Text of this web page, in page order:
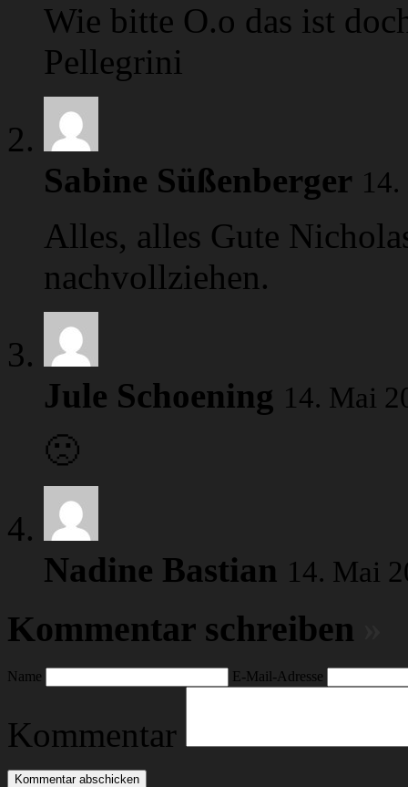
Wie bitte O.o das ist
Pellegrini
Sabine Süßenberger
Alles, alles Gute
nachvollziehen.
Jule Schoening 14. Mai
🙁
Nadine Bastian 14. Mai
Kommentar schreiben
Name E-Mail-Adresse
Kommentar